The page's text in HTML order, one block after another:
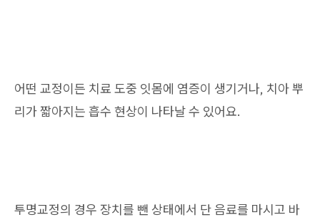
어떤 교정이든 치료 도중 잇몸에 염증이 생기거나, 치아 뿌
리가 짧아지는 흡수 현상이 나타날 수 있어요.
투명교정의 경우 장치를 뺀 상태에서 단 음료를 마시고 바